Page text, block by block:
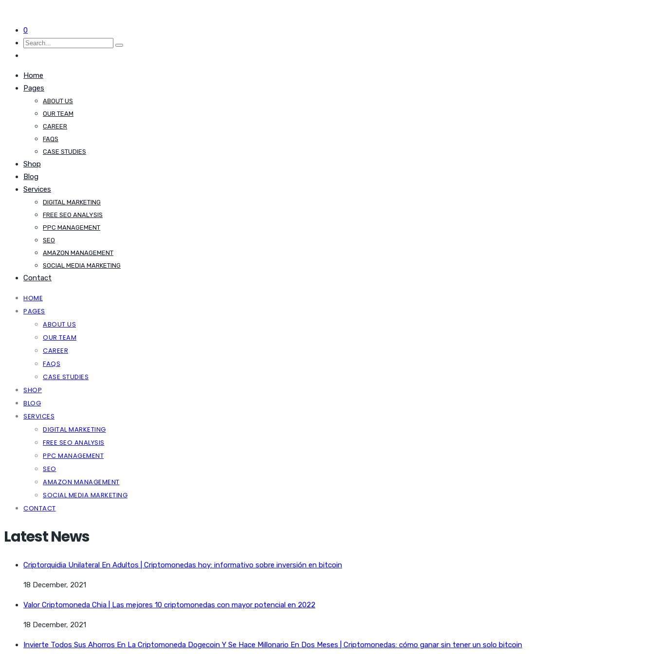
0
Home
Pages
ABOUT US
OUR TEAM
CAREER
FAQS
CASE STUDIES
Shop
Blog
Services
DIGITAL MARKETING
FREE SEO ANALYSIS
PPC MANAGEMENT
SEO
AMAZON MANAGEMENT
SOCIAL MEDIA MARKETING
Contact
HOME
PAGES
ABOUT US
OUR TEAM
CAREER
FAQS
CASE STUDIES
SHOP
BLOG
SERVICES
DIGITAL MARKETING
FREE SEO ANALYSIS
PPC MANAGEMENT
SEO
AMAZON MANAGEMENT
SOCIAL MEDIA MARKETING
CONTACT
Latest News
Criptorquidia Unilateral En Adultos | Criptomonedas hoy: informativo sobre inversión en bitcoin
18 December, 2021
Valor Criptomoneda Chia | Las mejores 10 criptomonedas con mayor potencial en 2022
18 December, 2021
Invierte Todos Sus Ahorros En La Criptomoneda Dogecoin Y Se Hace Millonario En Dos Meses | Criptomonedas: cómo ganar sin tener un solo bitcoin